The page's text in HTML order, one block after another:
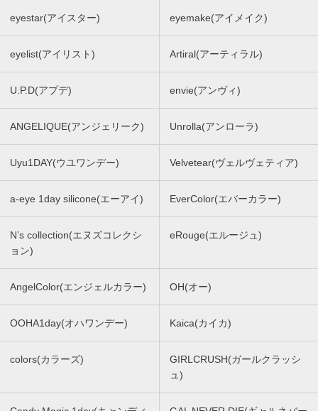
eyestar(アイスター) eyemake(アイメイク)
eyelist(アイリスト) Artiral(アーティラル)
U.P.D(アプデ) envie(アンヴィ)
ANGELIQUE(アンジェリーク) Unrolla(アンローラ)
Uyu1DAY(ウユワンデー) Velvetear(ヴェルヴェティア)
a-eye 1day silicone(エーアイ) EverColor(エバーカラー)
N’s collection(エヌズコレクシ
ョン)
eRouge(エルージュ)
AngelColor(エンジェルカラー) OH(オー)
OOHA1day(オハワンデー) Kaica(カイカ)
colors(カラーズ)
GIRLCRUSH(ガールクラッシ
ュ)